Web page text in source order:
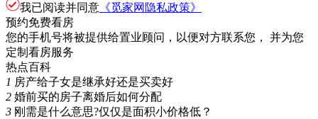
我已阅读并同意 《觅家网隐私政策》
预约免费看房
您的手机号将被提供给置业顾问，以便对方联系您， 并为您
定制看房服务
热点百科
1 房产给子女是继承好还是买卖好
2 婚前买的房子离婚后如何分配
3 刚需是什么意思?仅仅是面积小价格低？